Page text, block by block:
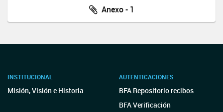
Anexo - 1
INSTITUCIONAL
Misión, Visión e Historia
AUTENTICACIONES
BFA Repositorio recibos
BFA Verificación